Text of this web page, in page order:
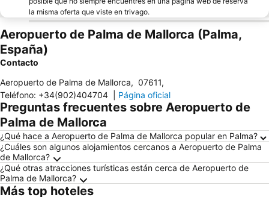
la misma oferta que viste en trivago.
Aeropuerto de Palma de Mallorca (Palma,
España)
Contacto
Aeropuerto de Palma de Mallorca, 07611,
Teléfono: +34(902)404704 Página oficial
Preguntas frecuentes sobre Aeropuerto de
Palma de Mallorca
¿Qué hace a Aeropuerto de Palma de Mallorca popular en Palma?
¿Cuáles son algunos alojamientos cercanos a Aeropuerto de Palma
de Mallorca?
¿Qué otras atracciones turísticas están cerca de Aeropuerto de
Palma de Mallorca?
Más top hoteles